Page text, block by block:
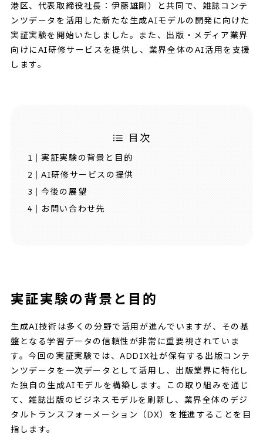
港区、代表取締役社長：伊藤雄剛）と共同で、雑誌コンテ
ンツデータを活用した新たな生成AIモデルの開発に向けた
実証実験を開始いたしました。また、出版・メディア業界
向けにAI研修サービスを提供し、業界全体のAI活用を支援
します。
目次
実証実験の背景と目的
AI研修サービスの提供
今後の展望
お問い合わせ先
実証実験の背景と目的
生成AI技術は多くの分野で活用が進んでいますが、その基
盤となる学習データの信頼性が非常に重要視されていま
す。今回の実証実験では、ADDIX社が保有する出版コンテ
ンツデータを一次データとして活用し、出版業界に特化し
た独自の生成AIモデルを構築します。この取り組みを通じ
て、雑誌出版のビジネスモデルを刷新し、業界全体のデジ
タルトランスフォーメーション（DX）を推進することを目
指します。